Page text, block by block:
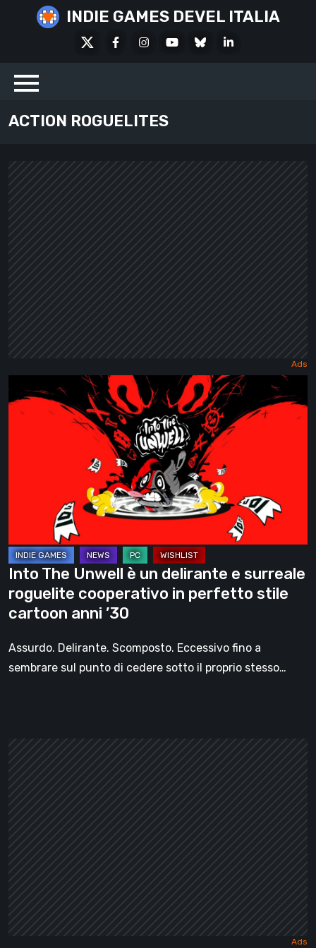
INDIE GAMES DEVEL ITALIA
FacebookInstagramYoutubeBlueskyLinkedIn
ACTION ROGUELITES
The
roguelite
cooperativo
in
perfetto
stile
cartoon
Into The Unwell è un delirante e surreale
roguelite cooperativo in perfetto stile
cartoon anni ’30
Assurdo. Delirante. Scomposto. Eccessivo fino a
sembrare sul punto di cedere sotto il proprio stesso…